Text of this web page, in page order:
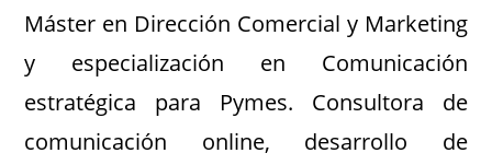
Máster en Dirección Comercial y Marketing
y especialización en Comunicación
estratégica para Pymes. Consultora de
comunicación online, desarrollo de